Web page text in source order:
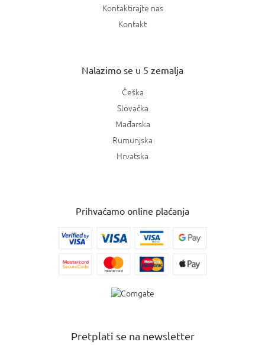
Kontaktirajte nas
Kontakt
Nalazimo se u 5 zemalja
Češka
Slovačka
Mađarska
Rumunjska
Hrvatska
Prihvaćamo online plaćanja
Pretplati se na newsletter